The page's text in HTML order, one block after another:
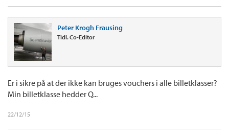
Peter Krogh Frausing
Tidl. Co-Editor
Er i sikre på at der ikke kan bruges vouchers i alle billetklasser?
Min billetklasse hedder Q...
22/12/15